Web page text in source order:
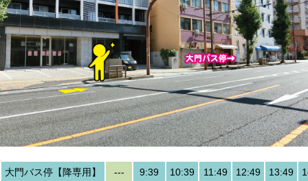
大門バス停【降専用】 --- 9:39 10:39 11:49 12:49 13:49